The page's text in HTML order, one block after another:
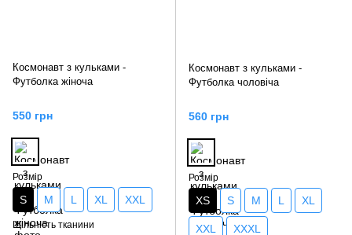
Космонавт з кульками -
Футболка жіноча
550 грн
Розмір
S M L XL XXL
Щільність тканини
Космонавт з кульками -
Футболка чоловіча
560 грн
Розмір
XS S M L XL
XXL XXXL